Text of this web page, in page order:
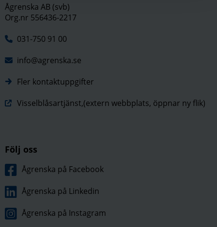
Ågrenska AB (svb)
Org.nr 556436-2217
031-750 91 00
info@agrenska.se
Fler kontaktuppgifter
Visselblåsartjänst,(extern webbplats, öppnar ny flik)
Följ oss
Ågrenska på Facebook
Ågrenska på Linkedin
Ågrenska på Instagram